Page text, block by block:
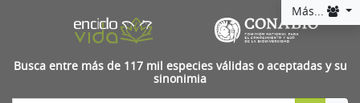
Más...
Busca entre más de 117 mil especies válidas o aceptadas y su
sinonimia